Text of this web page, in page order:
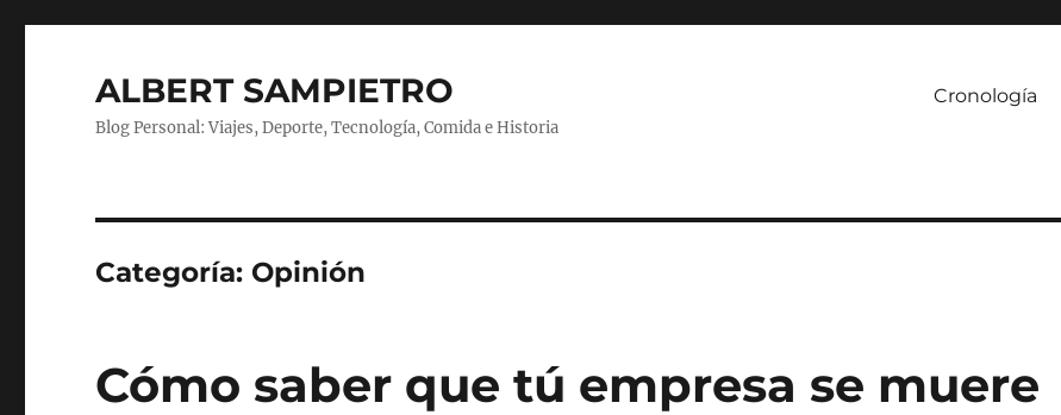
ALBERT SAMPIETRO
Blog Personal: Viajes, Deporte, Tecnología, Comida e Historia
Cronología
Categoría: Opinión
Cómo saber que tú empresa se muere